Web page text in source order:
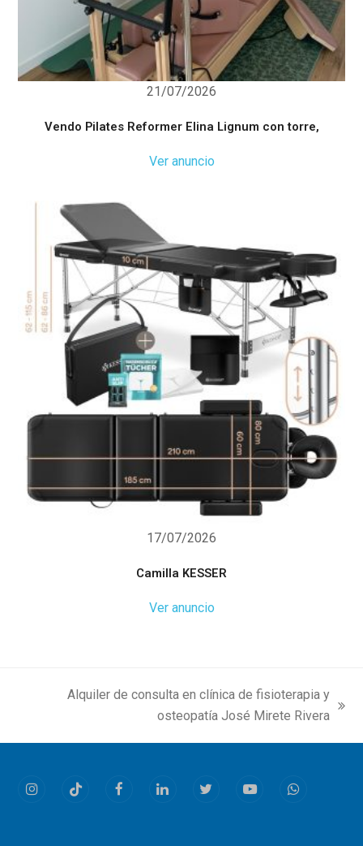
21/07/2026
Vendo Pilates Reformer Elina Lignum con torre,
Ver anuncio
17/07/2026
Camilla KESSER
Ver anuncio
Alquiler de consulta en clínica de fisioterapia y
osteopatía José Mirete Rivera
InstagramTiktok FacebookLinkedInTwitterYoutubeWhatsapp